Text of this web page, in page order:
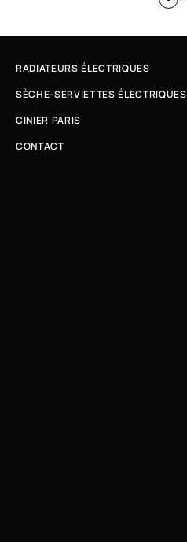
RADIATEURS ÉLECTRIQUES
SÈCHE-SERVIETTES ÉLECTRIQUES
CINIER PARIS
CONTACT